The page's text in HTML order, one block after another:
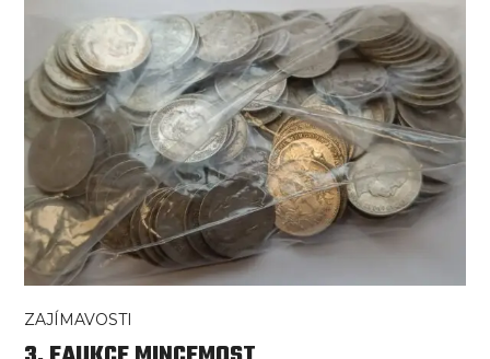
ZAJÍMAVOSTI